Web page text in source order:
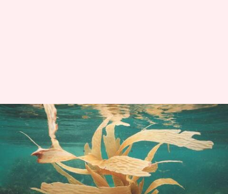
Pertanian Rumput Laut dan
Perubahan Iklim
menulis Taufiq Al Jufri Sep 03, 2025 02:19 pm
Apa ceritanya